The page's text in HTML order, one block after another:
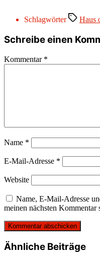
Schlagwörter Haus
Schreibe einen
Kommentar *
Name *
E-Mail-Adresse *
Website
Name, E-Mail-Adresse
meinen nächsten Kommentar
Ähnliche Beiträge